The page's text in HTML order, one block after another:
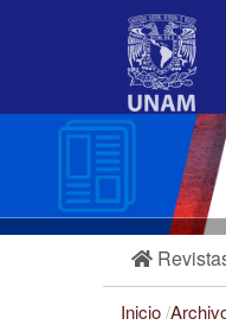
Barra
Inicio/